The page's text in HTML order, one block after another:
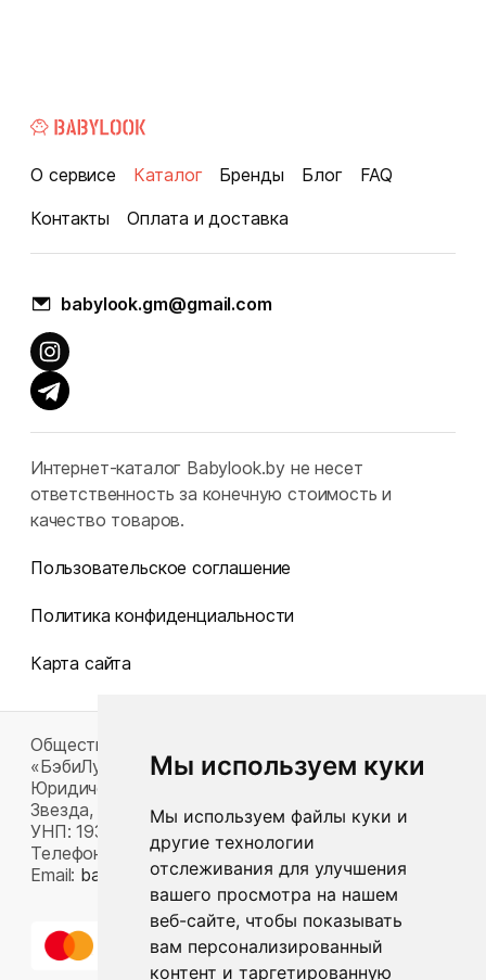
Мы используем куки
Мы используем файлы куки и
другие технологии
отслеживания для улучшения
вашего просмотра на нашем
веб-сайте, чтобы показывать
вам персонализированный
контент и таргетированную
О сервисе Каталог Бренды Блог
FAQ
Контакты
Оплата и доставка
babylook.gm@gmail.com
Интернет-каталог Babylook.by не несет
ответственность за конечную стоимость и
качество товаров.
Пользовательское соглашение
Политика конфиденциальности
Карта сайта
Общество с ограниченной ответственностью
«БэбиЛук»
Юридический адрес: 220117, г. Минск, пр-т Газеты
Звезда, д. 16, пом. 52
УНП: 193815124
Телефон:
+375 33 392 66 63
Email: babylook.gm@gmail.com .